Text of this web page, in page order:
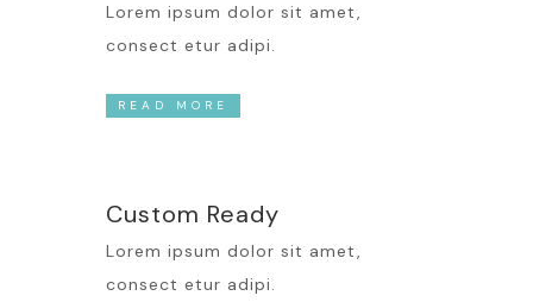
Lorem ipsum dolor sit amet,
consect etur adipi.
READ MORE
Custom Ready
Lorem ipsum dolor sit amet,
consect etur adipi.